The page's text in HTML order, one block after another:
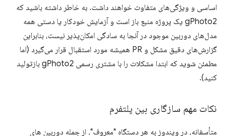
اساسی و ویژگی‌های متفاوت خواهند داشت. به خاطر داشته باشید که
gPhoto2 یک پروژه منبع باز است و آزمایش خودکار یا دستی همه
مدل‌های دوربین موجود در آنجا به سادگی امکان‌پذیر نیست، بنابراین
گزارش‌های دقیق مشکل و PR همیشه مورد استقبال قرار می‌گیرد (اما
مطمئن شوید که ابتدا مشکلات را با مشتری رسمی gPhoto2 بازتولید
کنید).
نکات مهم سازگاری بین پلتفرم
متأسفانه، در ویندوز به هر دستگاه "معروف"، از جمله دوربین های